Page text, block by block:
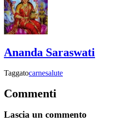
Ananda Saraswati
Taggatocarnesalute
Commenti
Lascia un commento